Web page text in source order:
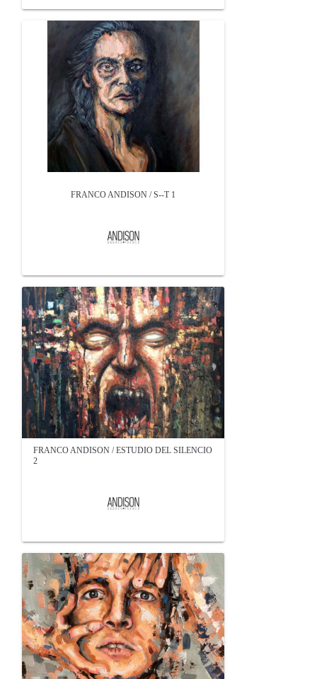
FRANCO ANDISON / S--T 1
FRANCO ANDISON / ESTUDIO DEL SILENCIO
2